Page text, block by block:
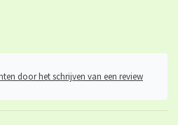
door het schrijven van een review